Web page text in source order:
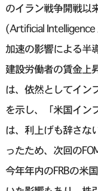
のイラン戦争開戦以
(Artificial
加速の影響による半
建設労働者の賃金上
は、依然としてイン
を示し、「米国イン
は、利上げも辞さな
ったため、次回の
今年年内のFRBの米